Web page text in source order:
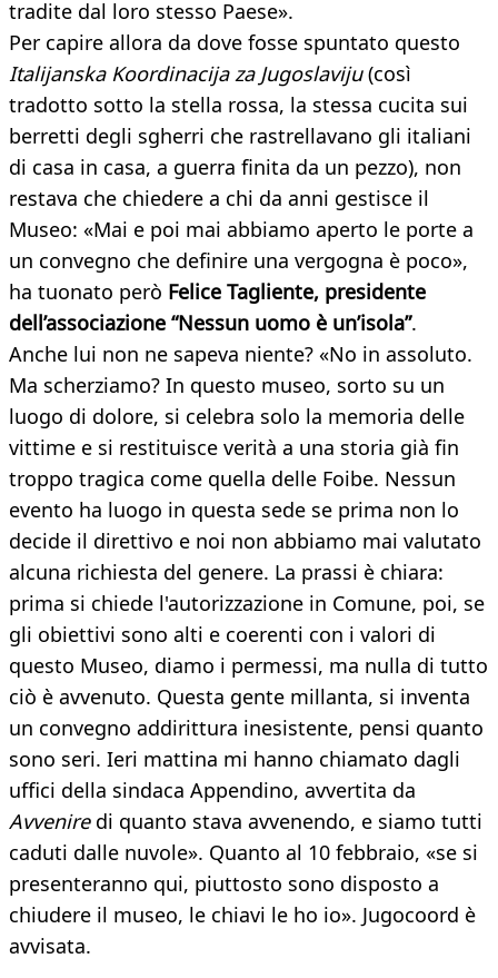
tradite dal loro stesso Paese».
Per capire allora da dove fosse spuntato questo
Italijanska Koordinacija za Jugoslaviju(così
tradotto sotto la stella rossa, la stessa cucita sui
berretti degli sgherri che rastrellavano gli italiani
di casa in casa, a guerra finita da un pezzo), non
restava che chiedere a chi da anni gestisce il
Museo: «Mai e poi mai abbiamo aperto le porte a
un convegno che definire una vergogna è poco»,
ha tuonato però Felice Tagliente, presidente
dell’associazione “Nessun uomo è un’isola”.
Anche lui non ne sapeva niente? «No in assoluto.
Ma scherziamo? In questo museo, sorto su un
luogo di dolore, si celebra solo la memoria delle
vittime e si restituisce verità a una storia già fin
troppo tragica come quella delle Foibe. Nessun
evento ha luogo in questa sede se prima non lo
decide il direttivo e noi non abbiamo mai valutato
alcuna richiesta del genere. La prassi è chiara:
prima si chiede l'autorizzazione in Comune, poi, se
gli obiettivi sono alti e coerenti con i valori di
questo Museo, diamo i permessi, ma nulla di tutto
ciò è avvenuto. Questa gente millanta, si inventa
un convegno addirittura inesistente, pensi quanto
sono seri. Ieri mattina mi hanno chiamato dagli
uffici della sindaca Appendino, avvertita da
Avveniredi quanto stava avvenendo, e siamo tutti
caduti dalle nuvole». Quanto al 10 febbraio, «se si
presenteranno qui, piuttosto sono disposto a
chiudere il museo, le chiavi le ho io». Jugocoord è
avvisata.